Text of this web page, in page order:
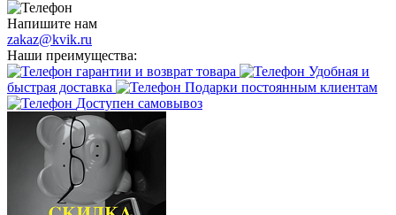
Напишите нам
zakaz@kvik.ru
Наши преимущества:
гарантии и возврат товара
Удобная и
быстрая доставка
Подарки постоянным клиентам
Доступен самовывоз